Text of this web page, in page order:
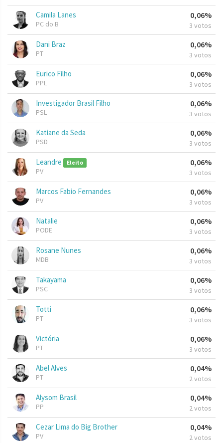
Camila Lanes
PC do B
0,06%
3 votos
Dani Braz
PT
0,06%
3 votos
Eurico Filho
PPL
0,06%
3 votos
Investigador Brasil Filho
PSL
0,06%
3 votos
Katiane da Seda
PSD
0,06%
3 votos
Leandre Eleito
PV
0,06%
3 votos
Marcos Fabio Fernandes
PV
0,06%
3 votos
Natalie
PODE
0,06%
3 votos
Rosane Nunes
MDB
0,06%
3 votos
Takayama
PSC
0,06%
3 votos
Totti
PT
0,06%
3 votos
Victória
PT
0,06%
3 votos
Abel Alves
PT
0,04%
2 votos
Alysom Brasil
PP
0,04%
2 votos
Cezar Lima do Big Brother
PV
0,04%
2 votos